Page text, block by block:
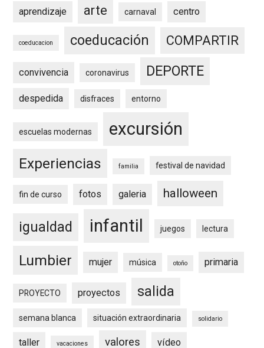
aprendizaje arte carnaval centro
coeducacion coeducación COMPARTIR
convivencia coronavirus DEPORTE
despedida disfraces entorno
escuelas modernas excursión
Experiencias familia festival de navidad
fin de curso fotos galeria halloween
igualdad infantil juegos lectura
Lumbier mujer música otoño primaria
PROYECTO proyectos salida
semana blanca situación extraordinaria solidario
taller vacaciones valores vídeo